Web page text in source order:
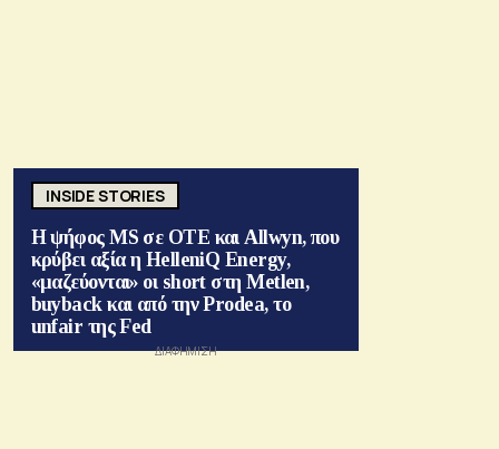
INSIDE STORIES
Η ψήφος MS σε ΟΤΕ και Allwyn, που
κρύβει αξία η HelleniQ Energy,
«μαζεύονται» οι short στη Metlen,
buyback και από την Prodea, το
unfair της Fed